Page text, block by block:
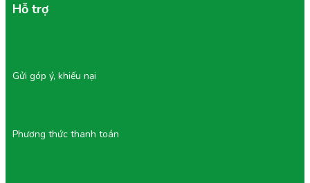
Hỗ trợ
Phương thức thanh toán
Gửi góp ý, khiếu nại